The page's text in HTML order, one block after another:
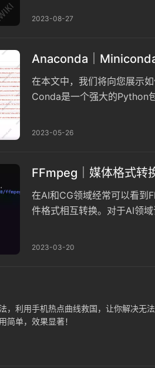
2023-08-27
Anaconda｜
在本文中，我们将向您展示
Conda是一个强大的Python
2023-05-26
FFmpeg｜媒体格式转
在AI和CG领域经常可以看到
件格式相互转换。对于AI领
2023-03-20
，利用手机热点曲线救国，让你解决无
简单，效果显著！